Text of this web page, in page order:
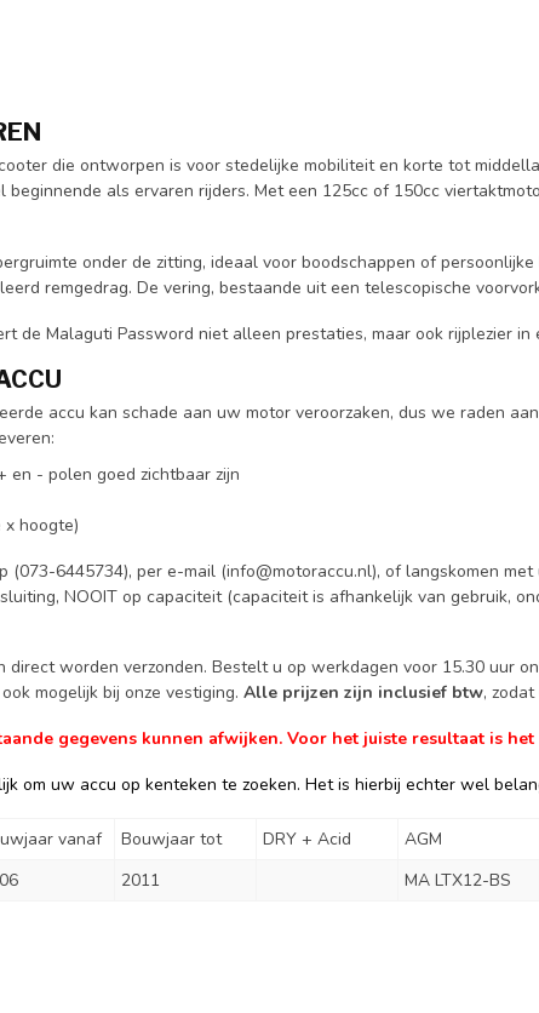
die ontworpen is voor stedelijke mobiliteit en korte tot
als ervaren rijders. Met een 125cc of 150cc
onder de zitting, ideaal voor boodschappen of
remgedrag. De vering, bestaande uit een telescopische
de Malaguti Password niet alleen prestaties, maar ook rijplezier
accu kan schade aan uw motor veroorzaken, dus we raden
en - polen goed zichtbaar zijn
hoogte)
(073-6445734), per e-mail (info@motoraccu.nl), of langskomen
NOOIT op capaciteit (capaciteit is afhankelijk van gebruik,
worden verzonden. Bestelt u op werkdagen voor 15.30 uur
mogelijk bij onze vestiging. Alle prijzen zijn inclusief btw,
gegevens kunnen afwijken. Voor het juiste resultaat is
om uw accu op kenteken te zoeken. Het is hierbij echter wel
vanaf Bouwjaar tot DRY + Acid AGM
2011 MA LTX12-BS